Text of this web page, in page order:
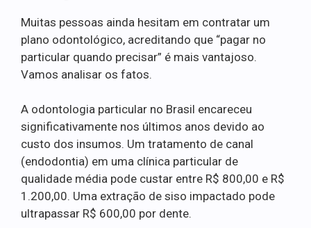
Muitas pessoas ainda hesitam em contratar um
plano odontológico, acreditando que “pagar no
particular quando precisar” é mais vantajoso.
Vamos analisar os fatos.
A odontologia particular no Brasil encareceu
significativamente nos últimos anos devido ao
custo dos insumos. Um tratamento de canal
(endodontia) em uma clínica particular de
qualidade média pode custar entre R$ 800,00 e R$
1.200,00. Uma extração de siso impactado pode
ultrapassar R$ 600,00 por dente.